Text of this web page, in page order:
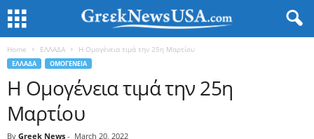
Home ΕΛΛΑΔΑ Η Ομογένεια τιμά την 25η Μαρτίου
ΕΛΛΑΔΑ ΟΜΟΓΕΝΕΙΑ
Η Ομογένεια τιμά την 25η
Μαρτίου
By Greek News - March 20, 2022